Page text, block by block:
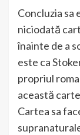
Concluzia sa
niciodată
înainte de a
este ca
propriul
această
Cartea sa